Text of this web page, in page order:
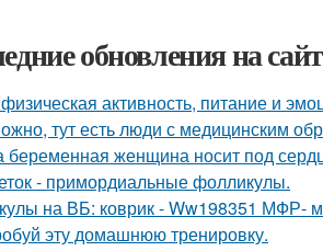
обновления на
активность, питание и
тут есть люди с медицинским
беременная женщина носит под
- примордиальные фолликулы.
на ВБ: коврик - Ww198351 МФР-
эту домашнюю тренировку.